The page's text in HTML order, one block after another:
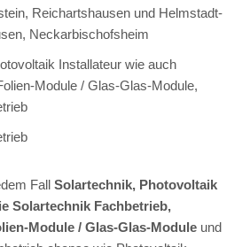
Reichartshausen und Helmstadt-
Neckarbischofsheim
Installateur wie auch
Module / Glas-Glas-Module,
Fall Solartechnik, Photovoltaik
Solartechnik Fachbetrieb,
Module / Glas-Glas-Module und